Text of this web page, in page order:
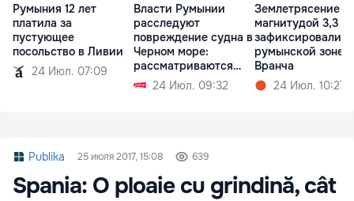
Румыния 12 лет
платила за
пустующее
посольство в Ливии
24 Июл. 07:09
Власти Румынии
расследуют
повреждение судна в
Черном море:
рассматриваются
две версии
24 Июл. 09:32
Землетрясение
магнитудой 3,3
зафиксировали в
румынской зоне
Вранча
24 Июл. 10:27
Publika 25 июля 2017, 15:08 639
Spania: O ploaie cu grindină, cât